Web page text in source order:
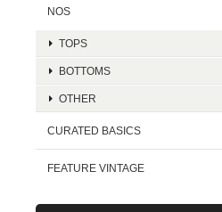
NOS
TOPS
BOTTOMS
OTHER
CURATED BASICS
FEATURE VINTAGE